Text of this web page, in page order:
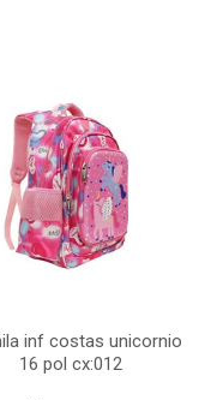
inf costas unicornio
16 pol cx:012